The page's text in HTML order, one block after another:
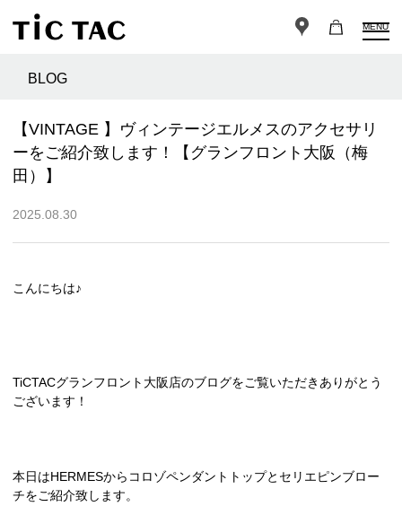
MENU
BLOG
【VINTAGE 】ヴィンテージエルメスのアクセサリ
ーをご紹介致します！【グランフロント大阪（梅
田）】
2025.08.30
こんにちは♪
TiCTACグランフロント大阪店のブログをご覧いただきありがとう
ございます！
本日はHERMESからコロゾペンダントトップとセリエピンブロー
チをご紹介致します。